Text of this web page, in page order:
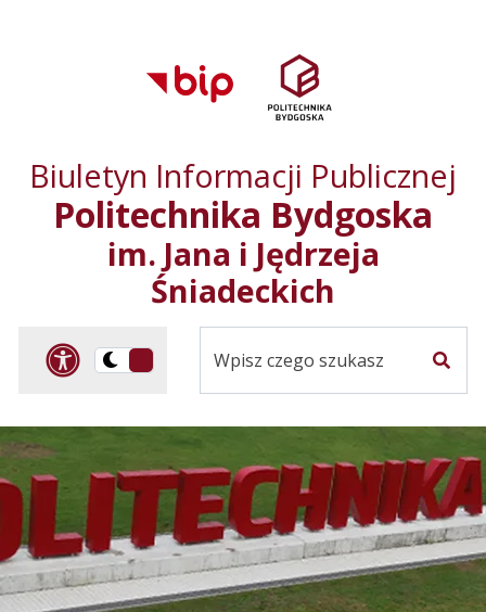
głównego menu
serwisu
Biuletyn Informacji Publicznej
Politechnika Bydgoska
im. Jana i Jędrzeja
Śniadeckich
Panel dostosowania
Przelącz
kontrastowa